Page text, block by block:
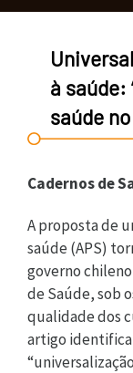
à saúde:
saúde
Cadernos de
A proposta de
saúde (APS)
governo
de Saúde, sob
qualidade dos
artigo identifica